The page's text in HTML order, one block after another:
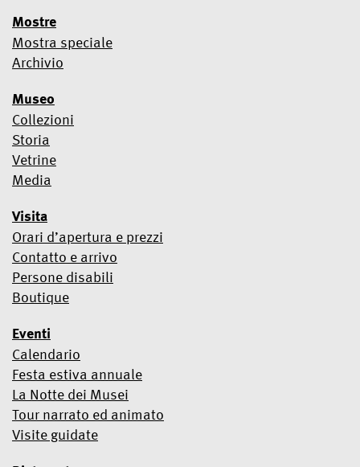
Mostre
Mostra speciale
Archivio
Museo
Collezioni
Storia
Vetrine
Media
Visita
Orari d’apertura e prezzi
Contatto e arrivo
Persone disabili
Boutique
Eventi
Calendario
Festa estiva annuale
La Notte dei Musei
Tour narrato ed animato
Visite guidate
Sì, voglio abbonarmi alla Newsletter
Iscrivendoti, riconosci e accetti che i tuoi dati verranno trattati da
Mailchimp per l'utilizzo.
termini legali in tema Privacy di Mailchimp qui.